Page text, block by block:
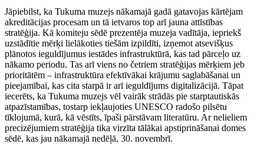
Jāpiebilst, ka Tukuma muzejs nākamajā gadā gatavojas kārtējam
akreditācijas procesam un tā ietvaros top arī jauna attīstības
stratēģija. Kā komiteju sēdē prezentēja muzeja vadītāja, iepriekš
uzstādītie mērķi lielākoties tiešām izpildīti, izņemot atsevišķus
plānotos ieguldījumus iestādes infrastruktūrā, kas tad pārceļo uz
nākamo periodu. Tas arī viens no četriem stratēģijas mērķiem jeb
prioritātēm – infrastruktūra efektīvākai krājumu saglabāšanai un
pieejamībai, kas cita starpā ir arī ieguldījums digitalizācijā. Tāpat
iecerēts, ka Tukuma muzejs vēl vairāk strādās pie starptautiskās
atpazīstamības, tostarp iekļaujoties UNESCO radošo pilsētu
tīklojumā, kurā, kā vēstīts, īpaši pārstāvam literatūru. Ar nelieliem
precizējumiem stratēģija tika virzīta tālākai apstiprināšanai domes
sēdē, kas jau nākamajā nedēļā, 30. novembrī.